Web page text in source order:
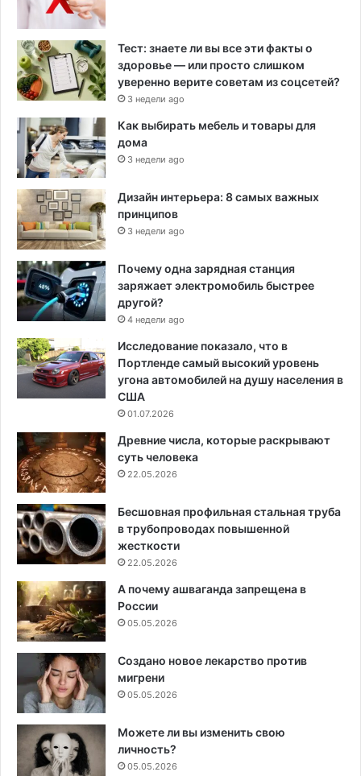
Тест: знаете ли вы все эти факты о
здоровье — или просто слишком
уверенно верите советам из соцсетей?
3 недели ago
Как выбирать мебель и товары для
дома
3 недели ago
Дизайн интерьера: 8 самых важных
принципов
3 недели ago
Почему одна зарядная станция
заряжает электромобиль быстрее
другой?
4 недели ago
Исследование показало, что в
Портленде самый высокий уровень
угона автомобилей на душу населения в
США
01.07.2026
Древние числа, которые раскрывают
суть человека
22.05.2026
Бесшовная профильная стальная труба
в трубопроводах повышенной
жесткости
22.05.2026
А почему ашваганда запрещена в
России
05.05.2026
Создано новое лекарство против
мигрени
05.05.2026
Можете ли вы изменить свою
личность?
05.05.2026